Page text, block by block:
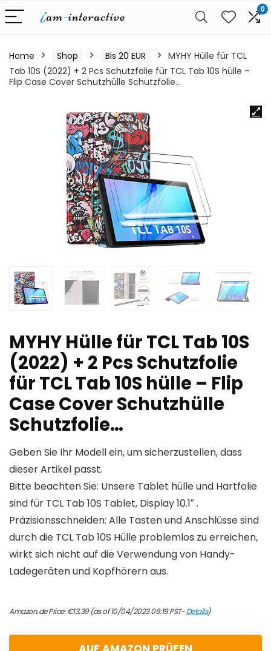
0
Home Shop Bis 20 EUR
MYHY Hülle für TCL
Tab 10S (2022) + 2 Pcs Schutzfolie für TCL Tab 10S hülle –
Flip Case Cover Schutzhülle Schutzfolie…
MYHY Hülle für TCL Tab 10S
(2022) + 2 Pcs Schutzfolie
für TCL Tab 10S hülle – Flip
Case Cover Schutzhülle
Schutzfolie…
Geben Sie Ihr Modell ein, um sicherzustellen, dass
dieser Artikel passt.
Bitte beachten Sie: Unsere Tablet hülle und Hartfolie
sind für TCL Tab 10S Tablet, Display 10.1″ .
Präzisionsschneiden: Alle Tasten und Anschlüsse sind
durch die TCL Tab 10S Hülle problemlos zu erreichen,
wirkt sich nicht auf die Verwendung von Handy-
Ladegeräten und Kopfhörern aus.
Amazon.de Price:€13.39(as of 10/04/2023 06:19 PST-Details)